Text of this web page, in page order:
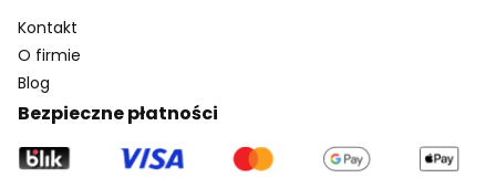
Kontakt
O firmie
Blog
Bezpieczne płatności